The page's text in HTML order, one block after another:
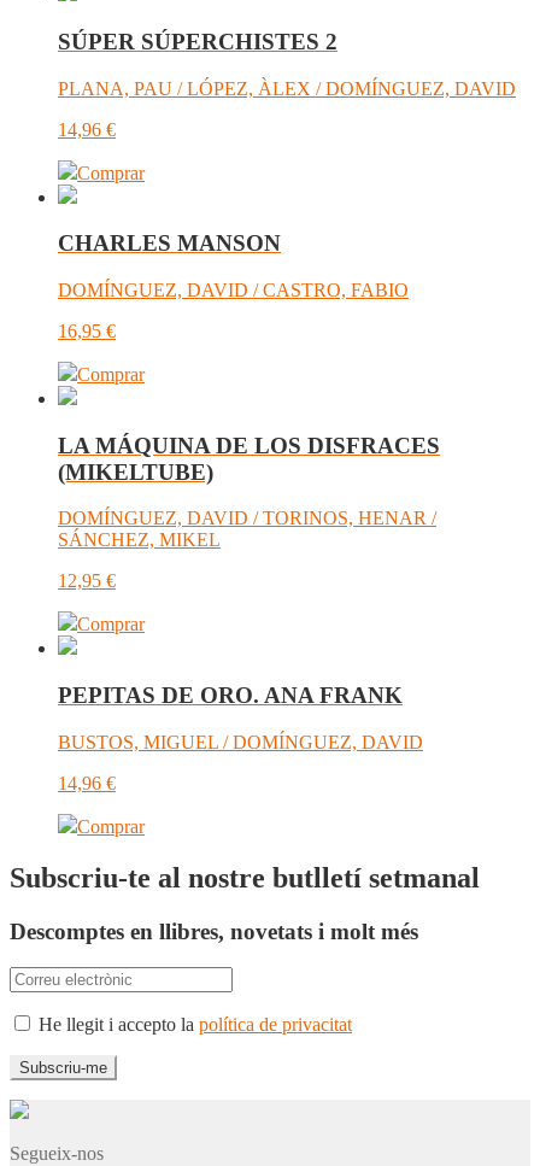
SÚPER SÚPERCHISTES 2
PLANA, PAU / LÓPEZ, ÀLEX / DOMÍNGUEZ, DAVID
14,96 €
Comprar
CHARLES MANSON
DOMÍNGUEZ, DAVID / CASTRO, FABIO
16,95 €
Comprar
LA MÁQUINA DE LOS DISFRACES
(MIKELTUBE)
DOMÍNGUEZ, DAVID / TORINOS, HENAR /
SÁNCHEZ, MIKEL
12,95 €
Comprar
PEPITAS DE ORO. ANA FRANK
BUSTOS, MIGUEL / DOMÍNGUEZ, DAVID
14,96 €
Comprar
Subscriu-te al nostre butlletí setmanal
Descomptes en llibres, novetats i molt més
He llegit i accepto la política de privacitat
Segueix-nos